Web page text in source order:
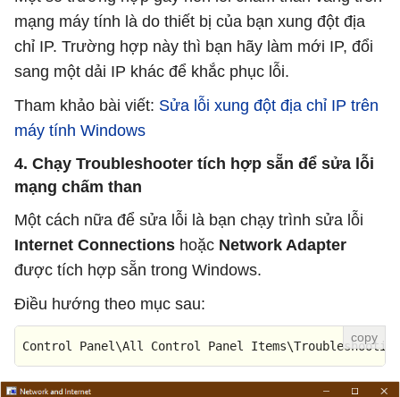
mạng máy tính là do thiết bị của bạn xung đột địa
chỉ IP. Trường hợp này thì bạn hãy làm mới IP, đổi
sang một dải IP khác để khắc phục lỗi.
Tham khảo bài viết: Sửa lỗi xung đột địa chỉ IP trên
máy tính Windows
4. Chạy Troubleshooter tích hợp sẵn để sửa lỗi
mạng chấm than
Một cách nữa để sửa lỗi là bạn chạy trình sửa lỗi
Internet Connections hoặc Network Adapter
được tích hợp sẵn trong Windows.
Điều hướng theo mục sau:
Control Panel\All Control Panel